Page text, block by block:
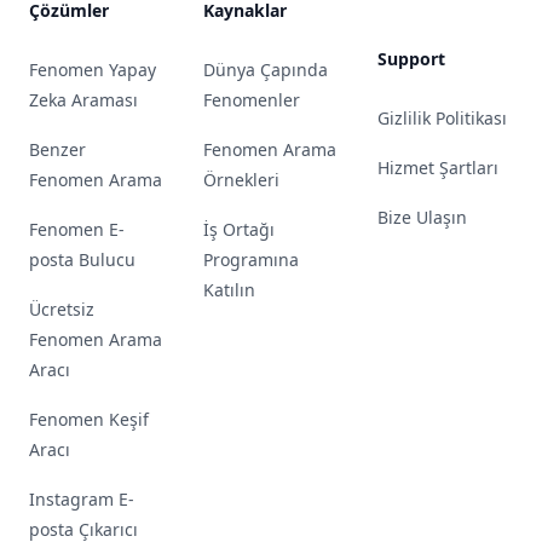
Çözümler
Fenomen Yapay
Zeka Araması
Benzer
Fenomen Arama
Fenomen E-
posta Bulucu
Ücretsiz
Fenomen Arama
Aracı
Fenomen Keşif
Aracı
Instagram E-
posta Çıkarıcı
Kaynaklar
Dünya Çapında
Fenomenler
Fenomen Arama
Örnekleri
İş Ortağı
Programına
Katılın
Support
Gizlilik Politikası
Hizmet Şartları
Bize Ulaşın